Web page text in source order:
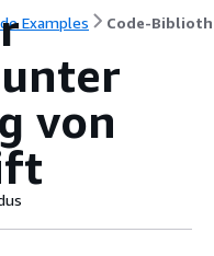
Examples Code-
von